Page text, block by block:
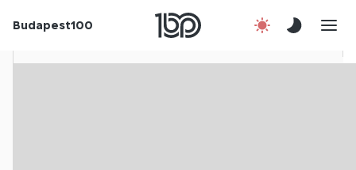
Budapest100 Rólunk
Korábbi évek